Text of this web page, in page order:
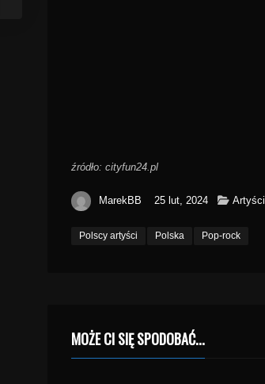
źródło: cityfun24.pl
MarekBB 25 lut, 2024 Artyści
Polscy artyści Polska Pop-rock
MOŻE CI SIĘ SPODOBAĆ...